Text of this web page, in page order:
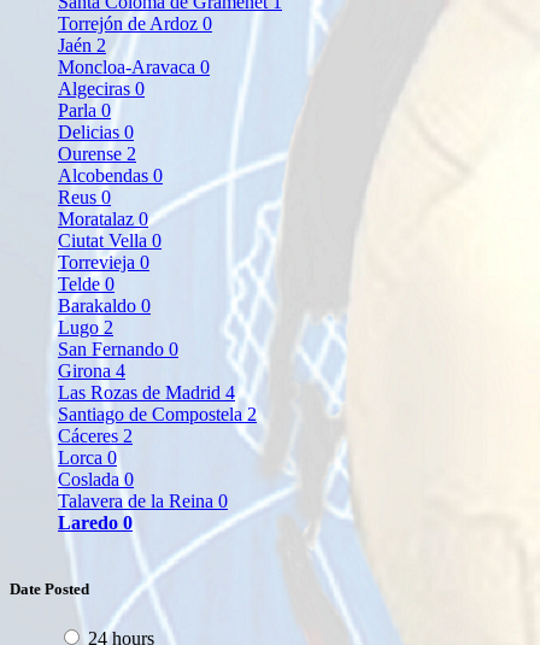
Torrejón de Ardoz 0
Jaén 2
Moncloa-Aravaca 0
Algeciras 0
Parla 0
Delicias 0
Ourense 2
Alcobendas 0
Reus 0
Moratalaz 0
Ciutat Vella 0
Torrevieja 0
Telde 0
Barakaldo 0
Lugo 2
San Fernando 0
Girona 4
Las Rozas de Madrid 4
Santiago de Compostela2
Cáceres 2
Lorca 0
Coslada 0
Talavera de la Reina 0
Laredo 0
Date Posted
24 hours